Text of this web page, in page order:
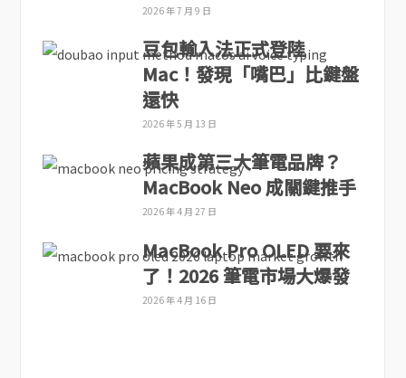
2026 年 7 月 9 日
豆包輸入法正式登陸
Mac！發現「嘴巴」比鍵盤
還快
2026 年 5 月 13 日
蘋果成第三大筆電品牌？
MacBook Neo 成關鍵推手
2026 年 4 月 27 日
MacBook Pro OLED 要來
了！2026 筆電市場大爆發
2026 年 4 月 16 日